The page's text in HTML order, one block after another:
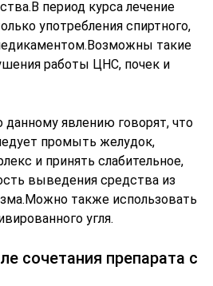
период курса лечение
употребления спиртного,
такие
работы ЦНС, почек и
явлению говорят, что
промыть желудок,
и принять слабительное,
выведения средства из
также использовать
угля.
сочетания препарата с